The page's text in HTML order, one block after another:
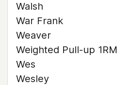
Walsh
War Frank
Weaver
Weighted Pull-up 1RM
Wes
Wesley